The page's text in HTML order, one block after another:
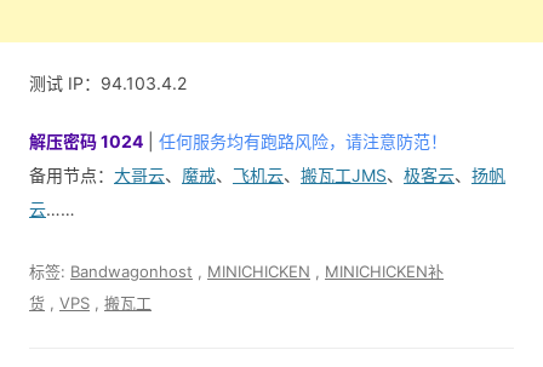
测试 IP：94.103.4.2
解压密码 1024
任何服务均有跑路风险，请注意防范！
备用节点： 大哥云、 魔戒、 飞机云、 搬瓦工JMS、 极客云、 扬帆
云……
标签: Bandwagonhost MINICHICKEN
MINICHICKEN补
货
VPS 搬瓦工